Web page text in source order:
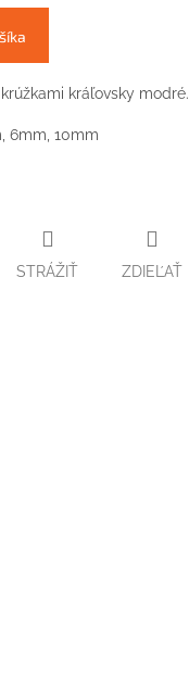
kráľovsky modré.
10mm
STRÁŽIŤ ZDIEĽAŤ